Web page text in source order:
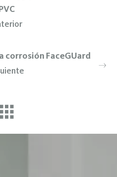
corrosión FaceGUard